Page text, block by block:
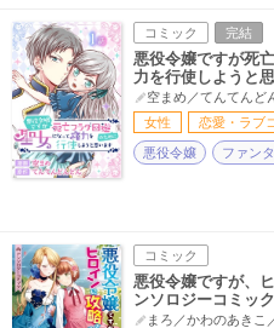
コミック 完結
悪役令嬢ですが死
力を行使しようと
空まめ／てんてんど
女性
恋愛・ラブ
悪役令嬢 ファン
コミック
悪役令嬢ですが、
ンソロジーコミック
まろ／かわのあきこ／yui／サウスのサウス